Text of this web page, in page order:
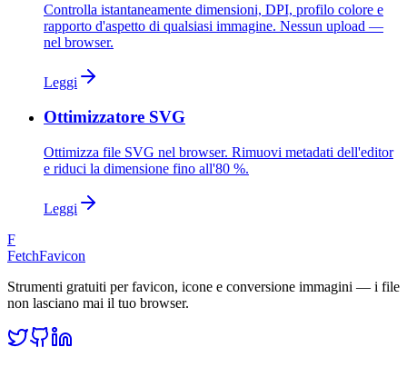
Controlla istantaneamente dimensioni, DPI, profilo colore e
rapporto d'aspetto di qualsiasi immagine. Nessun upload —
nel browser.
Leggi
Ottimizzatore SVG
Ottimizza file SVG nel browser. Rimuovi metadati dell'editor
e riduci la dimensione fino all'80 %.
Leggi
F
FetchFavicon
Strumenti gratuiti per favicon, icone e conversione immagini — i file
non lasciano mai il tuo browser.